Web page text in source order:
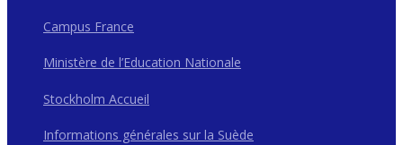
Campus France
Ministère de l’Education Nationale
Stockholm Accueil
Informations générales sur la Suède